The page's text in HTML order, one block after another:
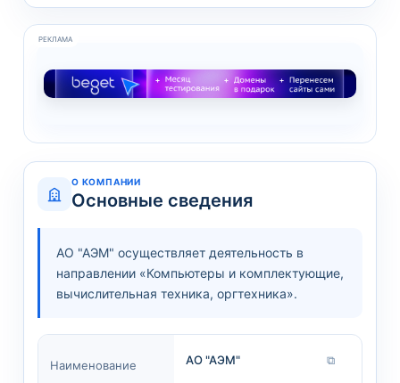
РЕКЛАМА
О КОМПАНИИ
Основные сведения
АО "АЭМ" осуществляет деятельность в
направлении «Компьютеры и комплектующие,
вычислительная техника, оргтехника».
Наименование АО "АЭМ" ⧉